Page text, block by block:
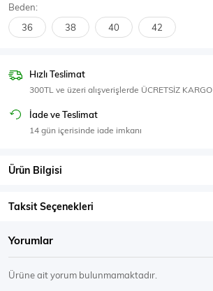
SPOR GİYİM
Eşofman Üstü
Beden:
36 38 40 42
Hızlı Teslimat
300TL ve üzeri alışverişlerde ÜCRETSİZ KARGO
İade ve Teslimat
14 gün içerisinde iade imkanı
Ürün Bilgisi
Taksit Seçenekleri
Yorumlar
Ürüne ait yorum bulunmamaktadır.